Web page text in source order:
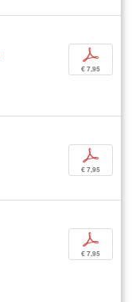
p
€ 7,95
p
€ 7,95
p
€ 7,95